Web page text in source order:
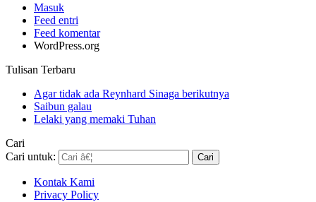
Masuk
Feed entri
Feed komentar
WordPress.org
Tulisan Terbaru
Agar tidak ada Reynhard Sinaga berikutnya
Saibun galau
Lelaki yang memaki Tuhan
Cari
Cari untuk:
Kontak Kami
Privacy Policy